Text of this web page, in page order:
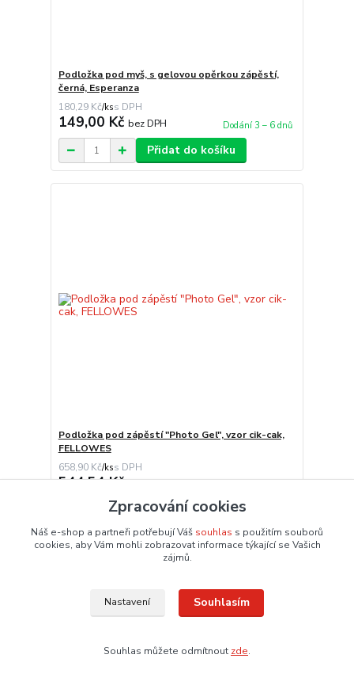
Podložka pod myš, s gelovou opěrkou zápěstí,
černá, Esperanza
180,29 Kč/ks
149,00 Kč bez DPH Dodání 3 – 6 dnů
Přidat do košíku
Podložka pod zápěstí "Photo Gel", vzor cik-cak,
FELLOWES
658,90 Kč/ks
544,54 Kčbez DPH
Přidat do košíku
Zpracování cookies
Náš e-shop a partneři potřebují Váš souhlas s použitím souborů
cookies, aby Vám mohli zobrazovat informace týkající se Vašich
zájmů.
Nastavení Souhlasím
Souhlas můžete odmítnout zde.